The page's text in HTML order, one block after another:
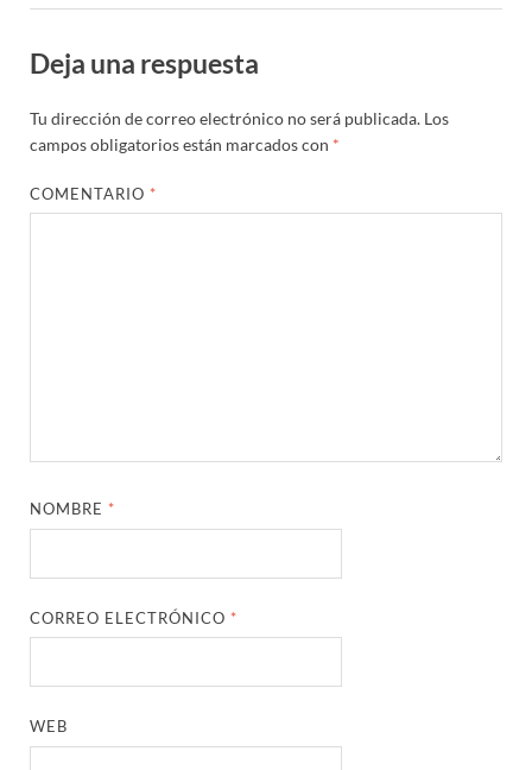
Deja una respuesta
Tu dirección de correo electrónico no será publicada. Los
campos obligatorios están marcados con *
COMENTARIO *
NOMBRE *
CORREO ELECTRÓNICO *
WEB